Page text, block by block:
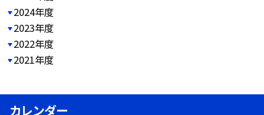
2024年度
2023年度
2022年度
2021年度
カレンダー